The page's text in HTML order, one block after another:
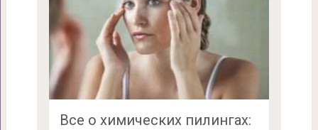
Все о химических пилингах: